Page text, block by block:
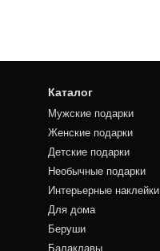
Каталог
Мужские подарки
Женские подарки
Детские подарки
Необычные подарки
Интерьерные наклейки
Для дома
Беруши
Балаклавы